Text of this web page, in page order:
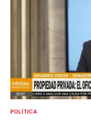
POLÍTICA